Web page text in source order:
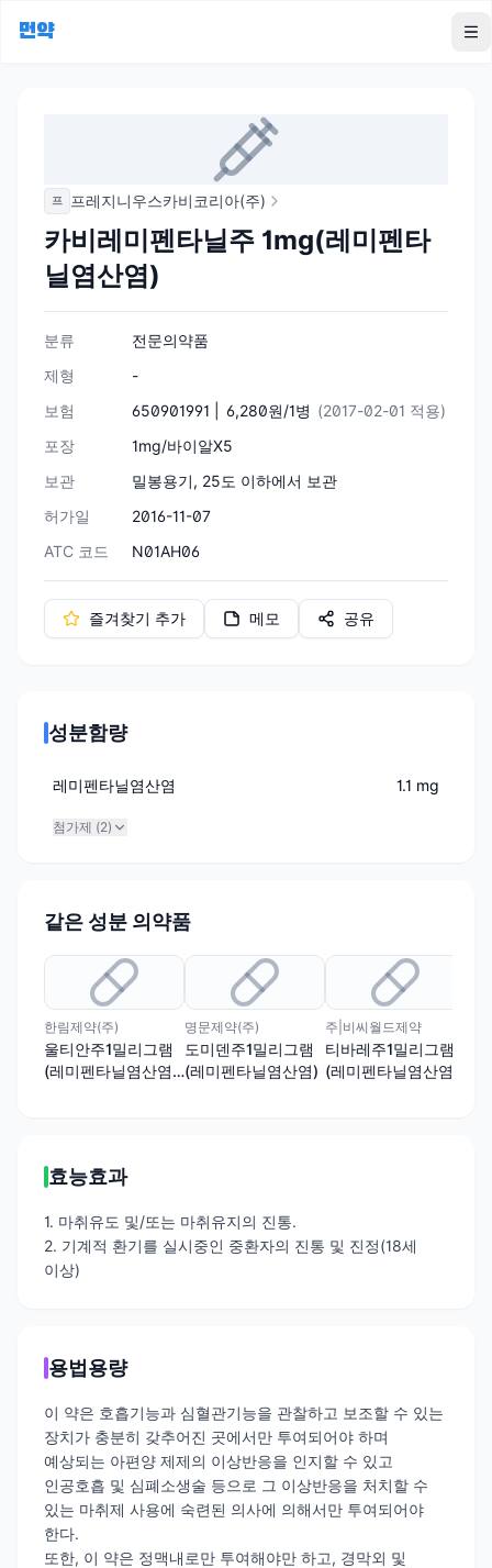
먼약
프 프레지니우스카비코리아(주)
카비레미펜타닐주 1mg(레미펜타
닐염산염)
분류
전문의약품
제형
-
보험
650901991 | 6,280원/1병 (2017-02-01 적용)
포장
1mg/바이알X5
보관
밀봉용기, 25도 이하에서 보관
허가일
2016-11-07
ATC 코드
N01AH06
즐겨찾기 추가 메모 공유
성분함량
레미펜타닐염산염 1.1 mg
첨가제 (2)
같은 성분 의약품
한림제약(주)
울티안주1밀리그램
(레미펜타닐염산염)
명문제약(주)
도미덴주1밀리그램
(레미펜타닐염산염)
주|비씨월드제약
티바레주1밀리그램
(레미펜타닐염산염)
효능효과
1. 마취유도 및/또는 마취유지의 진통.
2. 기계적 환기를 실시중인 중환자의 진통 및 진정(18세
이상)
용법용량
이 약은 호흡기능과 심혈관기능을 관찰하고 보조할 수 있는
장치가 충분히 갖추어진 곳에서만 투여되어야 하며
예상되는 아편양 제제의 이상반응을 인지할 수 있고
인공호흡 및 심폐소생술 등으로 그 이상반응을 처치할 수
있는 마취제 사용에 숙련된 의사에 의해서만 투여되어야
한다.
또한, 이 약은 정맥내로만 투여해야만 하고, 경막외 및